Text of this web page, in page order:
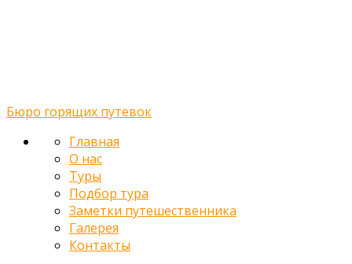
Бюро горящих путевок
Главная
О нас
Туры
Подбор тура
Заметки путешественника
Галерея
Контакты